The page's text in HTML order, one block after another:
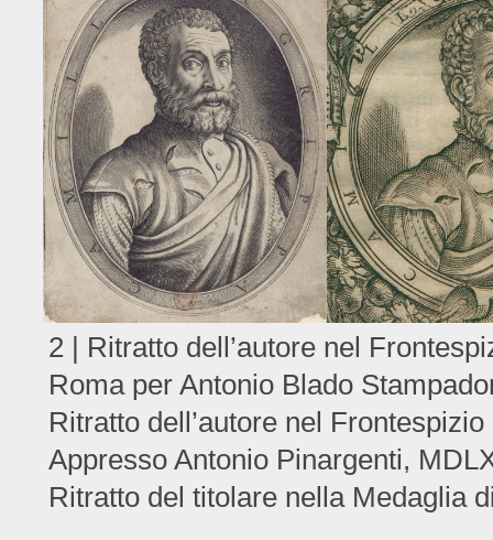
2 | Ritratto dell’autore nel
Roma per Antonio Blado
Ritratto dell’autore nel
Appresso Antonio Pinargenti,
Ritratto del titolare nella Medaglia